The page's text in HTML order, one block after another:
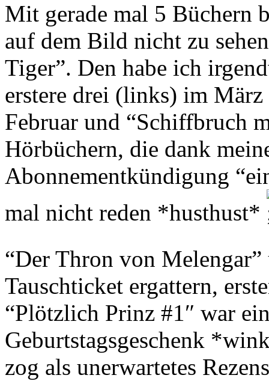
Mit gerade mal 5 Büchern
auf dem Bild nicht zu
Tiger”. Den habe ich
erstere drei (links) im
Februar und “Schiffbruch
Hörbüchern, die dank
Abonnementkündigung
mal nicht reden *husthust*
“Der Thron von
Tauschticket ergattern,
“Plötzlich Prinz #1″ war
Geburtstagsgeschenk
zog als unerwartetes